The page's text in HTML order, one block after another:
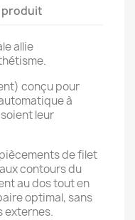
produit
allie
conçu pour
à
leur
de filet
contours du
au dos tout en
optimal, sans
externes.